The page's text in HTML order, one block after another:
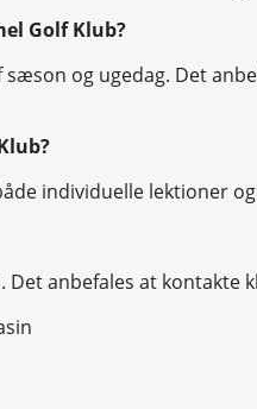
Golf Klub?
og ugedag. Det
individuelle lektioner
anbefales at